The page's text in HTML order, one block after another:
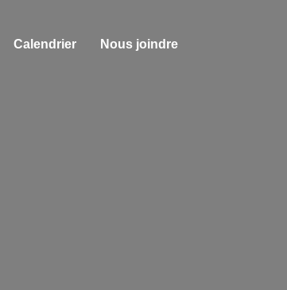
Calendrier Nous joindre